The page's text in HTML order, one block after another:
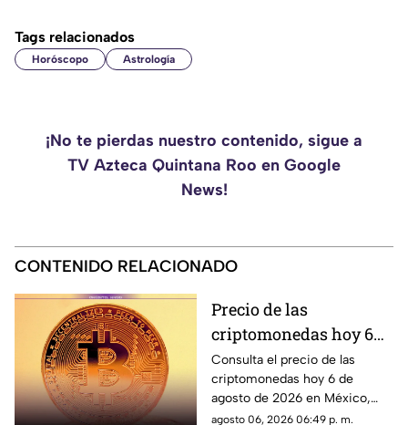
Tags relacionados
Horóscopo Astrología
¡No te pierdas nuestro contenido, sigue a
TV Azteca Quintana Roo en Google
News!
CONTENIDO RELACIONADO
Precio de las
criptomonedas hoy 6
de agosto de 2026 en
México: Bitcoin,
Ethereum y más
Consulta el precio de las
criptomonedas hoy 6 de
agosto de 2026 en México,
con las cotizaciones de
agosto 06, 2026 06:49 p. m.